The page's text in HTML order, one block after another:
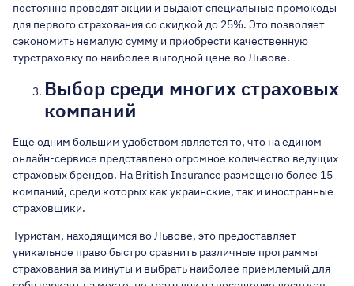
постоянно проводят акции и выдают специальные промокоды
для первого страхования со скидкой до 25%. Это позволяет
сэкономить немалую сумму и приобрести качественную
турстраховку по наиболее выгодной цене во Львове.
Выбор среди многих страховых
компаний
Еще одним большим удобством является то, что на едином
онлайн-сервисе представлено огромное количество ведущих
страховых брендов. На British Insurance размещено более 15
компаний, среди которых как украинские, так и иностранные
страховщики.
Туристам, находящимся во Львове, это предоставляет
уникальное право быстро сравнить различные программы
страхования за минуты и выбрать наиболее приемлемый для